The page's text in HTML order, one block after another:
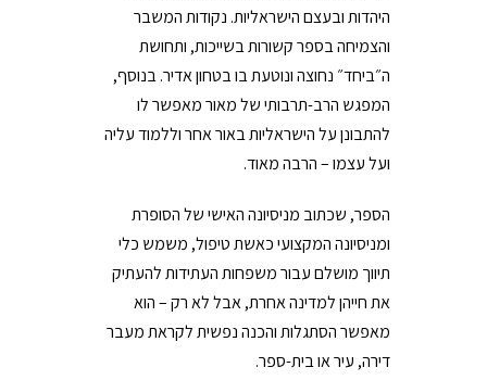
היהדות ובעצם הישראליות. נקודות המשבר
והצמיחה בספר קשורות בשייכות, ותחושת
ה״ביחד״ נחוצה ונוטעת בו בטחון אדיר. בנוסף,
המפגש הרב-תרבותי של מאור מאפשר לו
להתבונן על הישראליות באור אחר וללמוד עליה
ועל עצמו – הרבה מאוד.
הספר, שכתוב מניסיונה האישי של הסופרת
ומניסיונה המקצועי כאשת טיפול, משמש כלי
תיווך מושלם עבור משפחות העתידות להעתיק
את חייהן למדינה אחרת, אבל לא רק – הוא
מאפשר הסתגלות והכנה נפשית לקראת מעבר
דירה, עיר או בית-ספר.